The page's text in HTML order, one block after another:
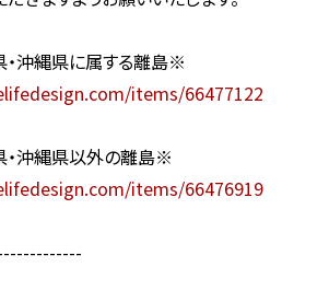
沖縄県に属する離島※
items/66477122
沖縄県以外の離島※
items/66476919